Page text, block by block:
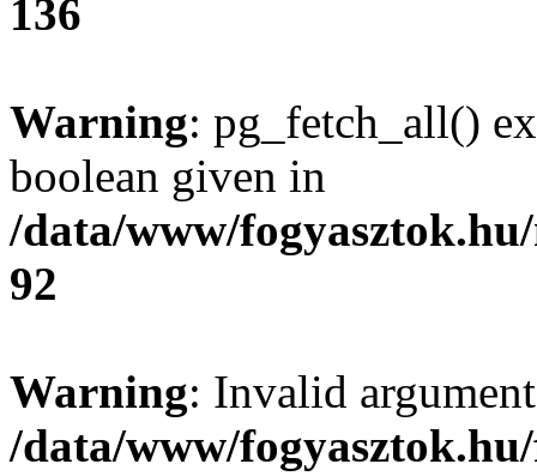
136
Warning: pg_fetch_all()
boolean given in
/data/www/
92
Warning: Invalid
/data/www/